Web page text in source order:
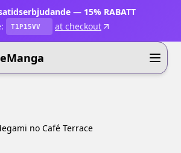
— 15% RABATT
T1P15VV at checkout
no Café Terrace